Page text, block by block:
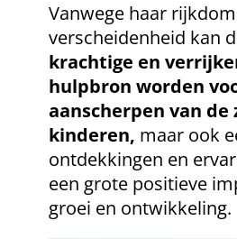
Vanwege haar
verscheidenheid kan
krachtige en
hulpbron worden
aanscherpen van de
kinderen, maar ook
ontdekkingen en
een grote positieve
groei en ontwikkeling.